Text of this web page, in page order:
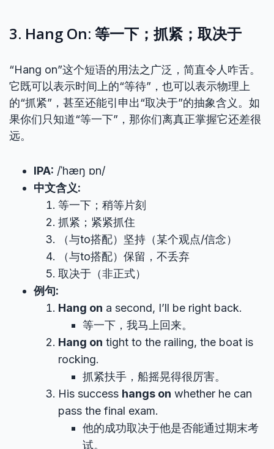
3. Hang On: 等一下；抓紧；取决于
“Hang on”这个短语的用法之广泛，简直令人咋舌。
它既可以表示时间上的“等待”，也可以表示物理上
的“抓紧”，甚至还能引申出“取决于”的抽象含义。如
果你们只知道“等一下”，那你们离真正掌握它还差很
远。
IPA: /ˈhæŋ ɒn/
中文含义:
等一下；稍等片刻
抓紧；紧紧抓住
（与to搭配）坚持（某个观点/信念）
（与to搭配）保留，不丢弃
取决于（非正式）
例句:
Hang on a second, I’ll be right back.
等一下，我马上回来。
Hang on tight to the railing, the boat is
rocking.
抓紧扶手，船摇晃得很厉害。
His success hangs on whether he can
pass the final exam.
他的成功取决于他是否能通过期末考
试。